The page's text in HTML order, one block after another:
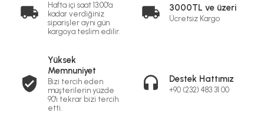
Hafta içi saat 13:00'a
kadar verdiğiniz
siparişler aynı gün
kargoya teslim edilir.
3000TL ve üzeri
Ücretsiz Kargo
Yüksek
Memnuniyet
Bizi tercih eden
müşterilerin yüzde
90'ı tekrar bizi tercih
etti.
Destek Hattımız
+90 (232) 483 31 00